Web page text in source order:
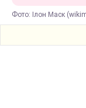
Фото: Ілон Маск